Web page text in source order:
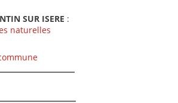
SUR ISERE :
naturelles